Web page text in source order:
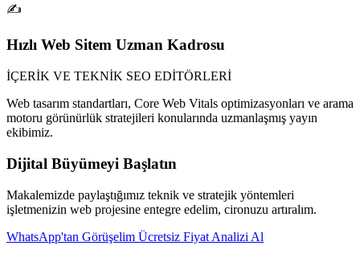
✍️
Hızlı Web Sitem Uzman Kadrosu
İÇERİK VE TEKNİK SEO EDİTÖRLERİ
Web tasarım standartları, Core Web Vitals optimizasyonları ve arama
motoru görünürlük stratejileri konularında uzmanlaşmış yayın
ekibimiz.
Dijital Büyümeyi Başlatın
Makalemizde paylaştığımız teknik ve stratejik yöntemleri
işletmenizin web projesine entegre edelim, cironuzu artıralım.
WhatsApp'tan Görüşelim Ücretsiz Fiyat Analizi Al